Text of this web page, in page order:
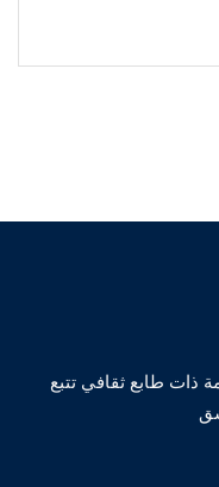
ذات طابع ثقافي تتبع